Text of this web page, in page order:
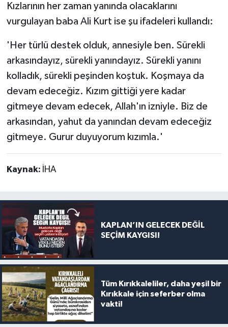
Kızlarının her zaman yanında olacaklarını
vurgulayan baba Ali Kurt ise şu ifadeleri kullandı:
'Her türlü destek olduk, annesiyle ben. Sürekli
arkasındayız, sürekli yanındayız. Sürekli yanını
kolladık, sürekli peşinden koştuk. Koşmaya da
devam edeceğiz. Kızım gittiği yere kadar
gitmeye devam edecek, Allah'ın izniyle. Biz de
arkasından, yahut da yanından devam edeceğiz
gitmeye. Gurur duyuyorum kızımla.'
Kaynak: İHA
KAPLAN’IN GELECEK DEĞİL
SEÇİM KAYGISI!
Tüm Kırıkkaleliler, daha yeşil bir
Kırıkkale için seferber olma
vakti!